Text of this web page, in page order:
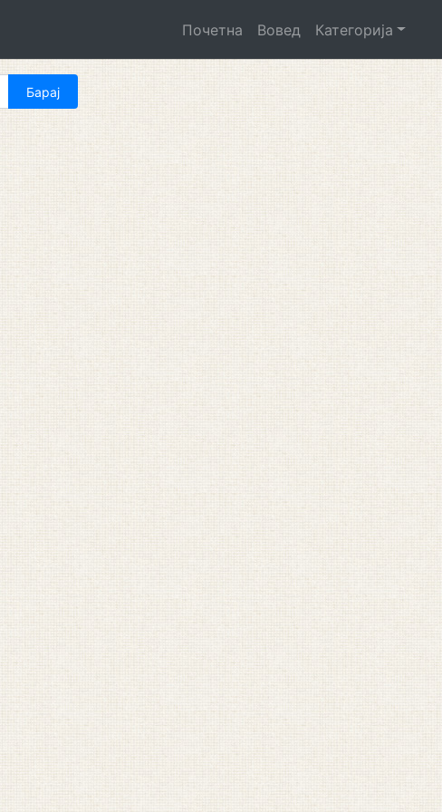
Почетна Вовед Категорија